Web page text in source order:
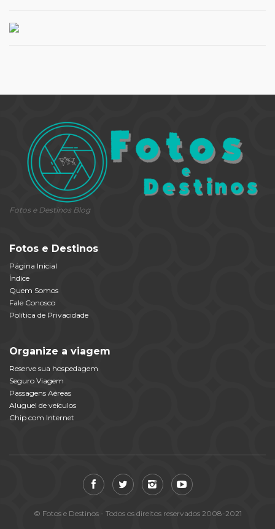
Fotos e Destinos Blog
Fotos e Destinos
Página Inicial
Índice
Quem Somos
Fale Conosco
Política de Privacidade
Organize a viagem
Reserve sua hospedagem
Seguro Viagem
Passagens Aéreas
Aluguel de veículos
Chip com Internet
© Fotos e Destinos - Todos os direitos reservados 2008-2021